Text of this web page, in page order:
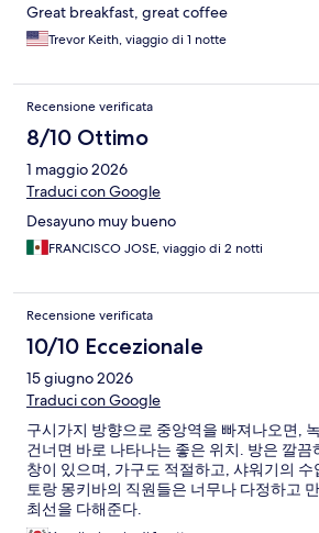
Great breakfast, great coffee
Trevor Keith, viaggio di 1 notte
Recensione verificata
8/10 Ottimo
1 maggio 2026
Traduci con Google
Desayuno muy bueno
FRANCISCO JOSE, viaggio di 2 notti
Recensione verificata
10/10 Eccezionale
15 giugno 2026
Traduci con Google
구시가지 방향으로 중앙역을 빠져나오면,
건너면 바로 나타나는 좋은 위치. 방은 깔끔
창이 있으며, 가구도 적절하고, 샤워기의
토랑 몽키바의 직원들은 너무나 다정하고
최선을 다해준다.